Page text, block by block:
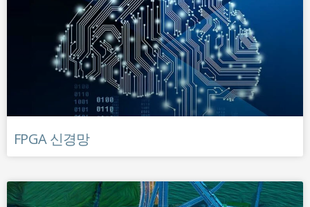
FPGA 신경망